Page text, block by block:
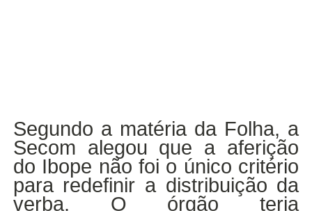
Segundo a matéria da Folha, a
Secom alegou que a aferição
do Ibope não foi o único critério
para redefinir a distribuição da
verba. O órgão teria